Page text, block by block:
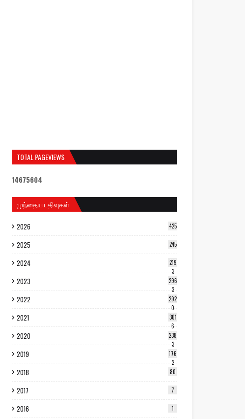
TOTAL PAGEVIEWS
14675604
முந்தைய பதிவுகள்
2026 425
2025 245
2024
219
3
2023
296
3
2022
292
0
2021
301
6
2020
238
3
2019
176
2
2018 80
2017 7
2016 1